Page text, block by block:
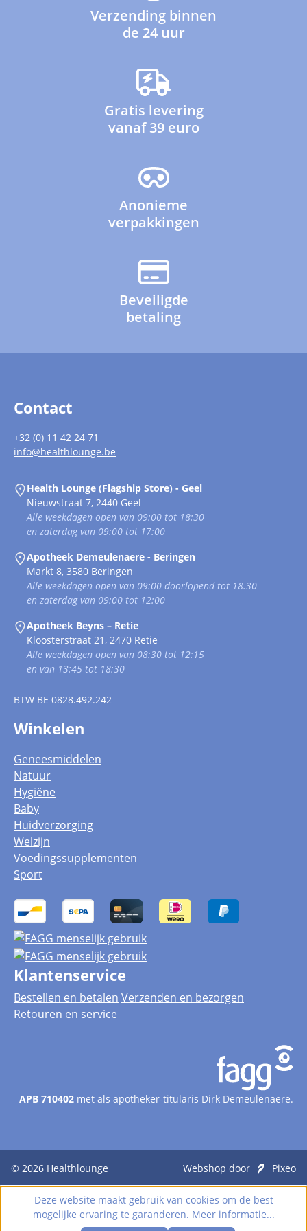
Verzending binnen
de 24 uur
Gratis levering
vanaf 39 euro
Anonieme
verpakkingen
Beveiligde
betaling
Contact
+32 (0) 11 42 24 71
info@healthlounge.be
Health Lounge (Flagship Store) - Geel
Nieuwstraat 7, 2440 Geel
Alle weekdagen open van 09:00 tot 18:30
en zaterdag van 09:00 tot 17:00
Apotheek Demeulenaere - Beringen
Markt 8, 3580 Beringen
Alle weekdagen open van 09:00 doorlopend tot 18.30
en zaterdag van 09:00 tot 12:00
Apotheek Beyns – Retie
Kloosterstraat 21, 2470 Retie
Alle weekdagen open van 08:30 tot 12:15
en van 13:45 tot 18:30
BTW BE 0828.492.242
Winkelen
Geneesmiddelen
Natuur
Hygiëne
Baby
Huidverzorging
Welzijn
Voedingssupplementen
Sport
Klantenservice
Bestellen en betalen Verzenden en bezorgen
Retouren en service
APB 710402 met als apotheker-titularis Dirk Demeulenaere.
© 2026 Healthlounge Webshop door Pixeo
Deze website maakt gebruik van cookies om de best
mogelijke ervaring te garanderen. Meer informatie...